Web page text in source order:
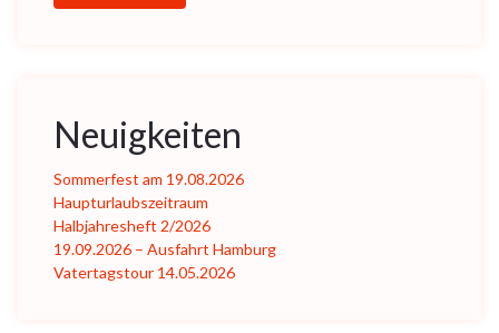
Neuigkeiten
Sommerfest am 19.08.2026
Haupturlaubszeitraum
Halbjahresheft 2/2026
19.09.2026 – Ausfahrt Hamburg
Vatertagstour 14.05.2026